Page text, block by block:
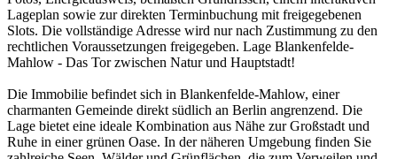
Lageplan sowie zur direkten Terminbuchung mit freigegebenen
Slots. Die vollständige Adresse wird nur nach Zustimmung zu den
rechtlichen Voraussetzungen freigegeben. Lage Blankenfelde-
Mahlow - Das Tor zwischen Natur und Hauptstadt!
Die Immobilie befindet sich in Blankenfelde-Mahlow, einer
charmanten Gemeinde direkt südlich an Berlin angrenzend. Die
Lage bietet eine ideale Kombination aus Nähe zur Großstadt und
Ruhe in einer grünen Oase. In der näheren Umgebung finden Sie